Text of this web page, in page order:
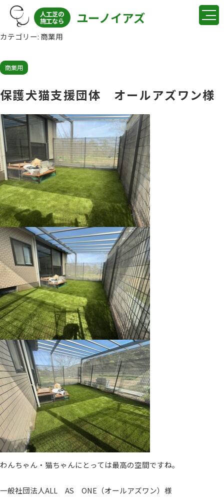
人工芝の
施工なら ユーノイアズ
カテゴリー: 商業用
商業用
保護犬猫支援団体 オールアズワン様
わんちゃん・猫ちゃんにとっては最高の空間ですね。
一般社団法人ALL AS ONE（オールアズワン）様